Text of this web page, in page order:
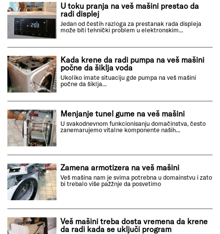
U toku pranja na veš mašini prestao da
radi displej
Jedan od čestih razloga za prestanak rada displeja
može biti tehnički problem u elektronskim...
Kada krene da radi pumpa na veš mašini
počne da šiklja voda
Ukoliko imate situaciju gde pumpa na veš mašini
počne da šiklja...
Menjanje tunel gume na veš mašini
U svakodnevnom funkcionisanju domačinstva, često
zanemarujemo vitalne komponente naših...
Zamena armotizera na veš mašini
Veš mašina nam je svima potrebna u domainstvu i zato
bi trebalo više pažžnje da posvetimo
Veš mašini treba dosta vremena da krene
da radi kada se uključi program